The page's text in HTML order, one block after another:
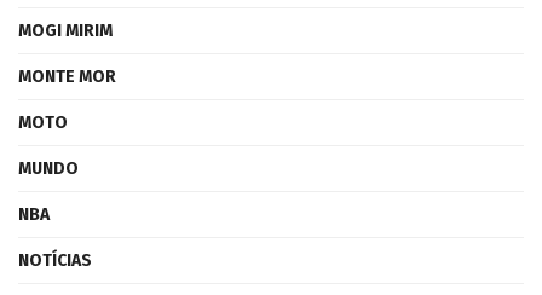
MOGI MIRIM
MONTE MOR
MOTO
MUNDO
NBA
NOTÍCIAS